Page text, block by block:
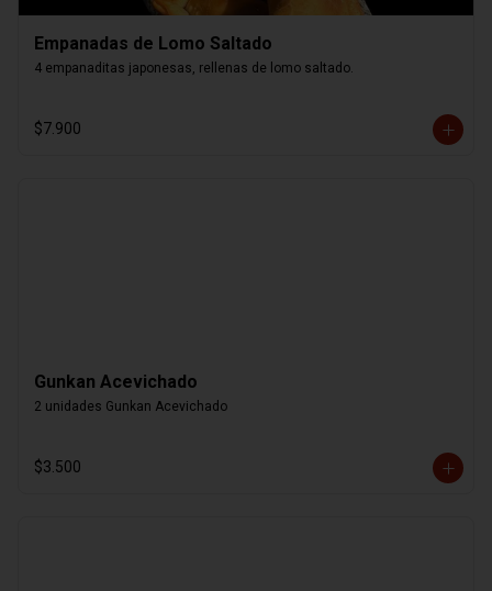
Empanadas de Lomo Saltado
4 empanaditas japonesas, rellenas de lomo saltado.
$7.900
Gunkan Acevichado
2 unidades Gunkan Acevichado
$3.500